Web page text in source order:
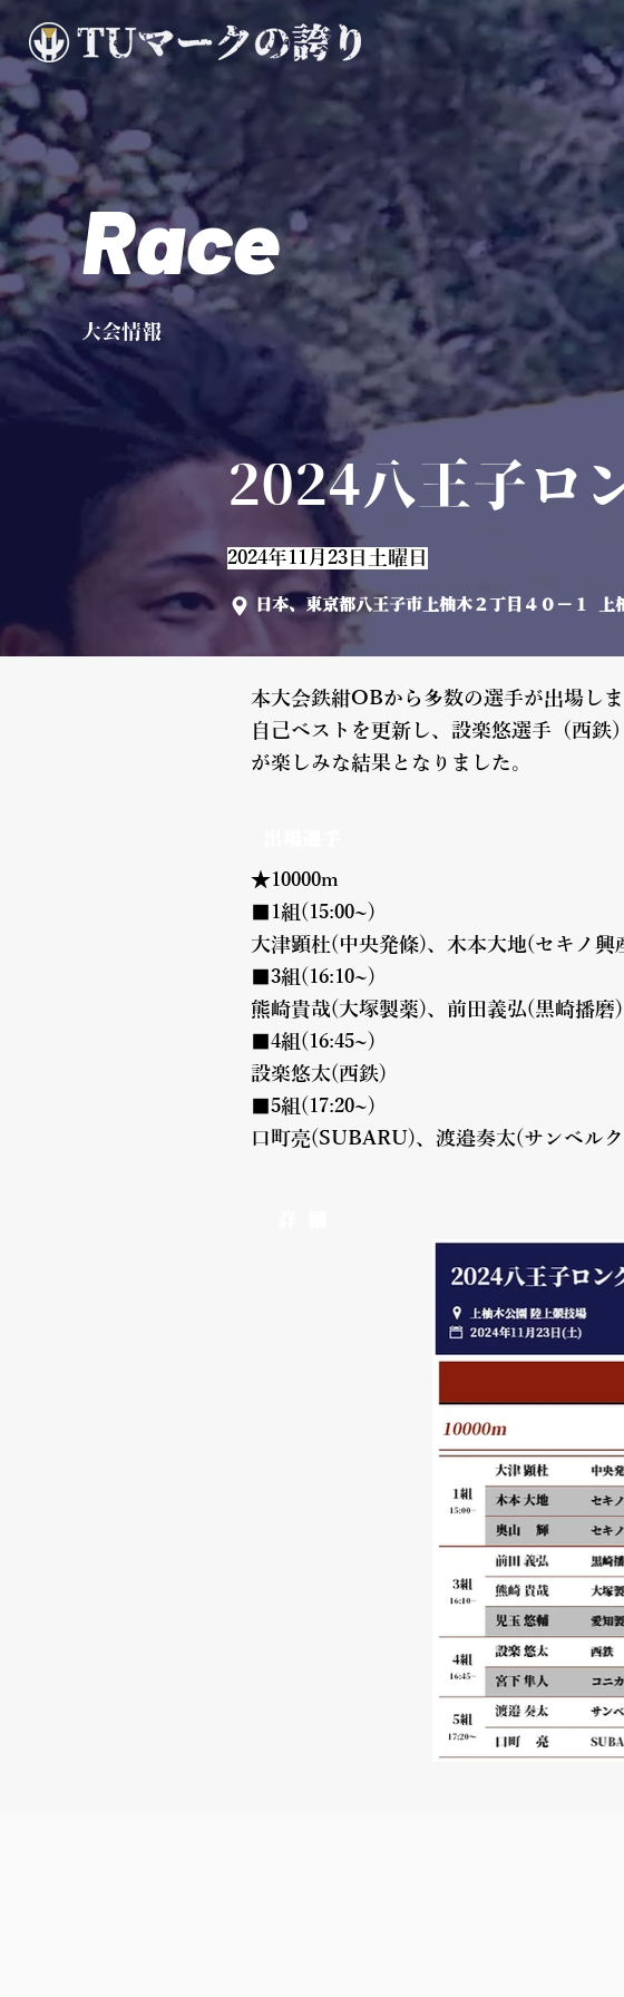
Race
大会情報
2024八王子ロ
2024年11月23日土曜日
日本、東京都八王子市上柚木２丁目４０−１ 上
本大会鉄紺OBから多数の選手が出場し
自己ベストを更新し、設楽悠選手（西
が楽しみな結果となりました。
★10000m
■1組(15:00~)
大津顕杜(中央発條)、木本大地(セキノ興
■3組(16:10~)
熊崎貴哉(大塚製薬)、前田義弘(黒崎播磨)
■4組(16:45~)
設楽悠太(西鉄)
■5組(17:20~)
口町亮(SUBARU)、渡邉奏太(サンベル